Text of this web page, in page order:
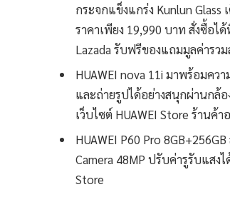
กระจกแข็งแกร่ง Kunlun Glass
ราคาเพียง 19,990 บาท สั่งซื้อไ
Lazada รับฟรีของแถมมูลค่ารว
HUAWEI nova 11i มาพร้อมคว
และถ่ายรูปได้อย่างสนุกผ่านกล้
เว็บไซต์ HUAWEI Store ร้านค้
HUAWEI P60 Pro
Camera 48MP ปรับค่ารูรับแสง
Store